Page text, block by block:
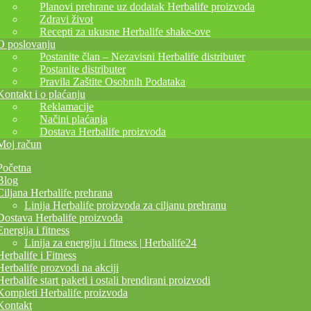
Planovi prehrane uz dodatak Herbalife proizvoda
Zdravi život
Recepti za ukusne Herbalife shake-ove
poslovanju
Postanite član – Nezavisni Herbalife distributer
Postanite distributer
Pravila Zaštite Osobnih Podataka
i o plaćanju
Reklamacije
Načini plaćanja
Dostava Herbalife proizvoda
račun
Herbalife prehrana
Linija Herbalife proizvoda za ciljanu prehranu
Herbalife proizvoda
i fitness
Linija za energiju i fitness | Herbalife24
i Fitness
prozvodi na akciji
start paketi i ostali brendirani proizvodi
Herbalife proizvoda